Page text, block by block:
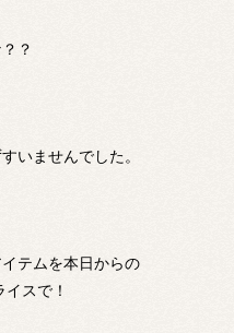
？
いませんでした。
テムを本日からの
スで！